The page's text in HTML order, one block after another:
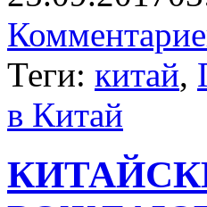
Теги: китай,
в Китай